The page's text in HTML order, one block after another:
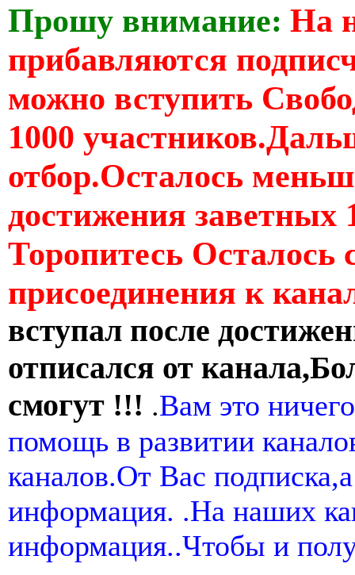
Прошу внимание: На
прибавляются
можно вступить
1000
отбор.Осталось
достижения заветных
Торопитесь Осталось
присоединения к
вступал после
отписался от
смогут !!! .Вам это
помощь в развитии
каналов.От Вас
информация. .На наших
информация..Чтобы и